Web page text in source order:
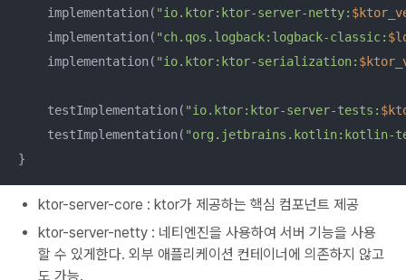
    implementation(
"io.ktor:ktor-server-netty:
    implementation(
"ch.qos.logback:logback-classic:
    implementation(
"io.ktor:ktor-serialization:
    testImplementation(
"io.ktor:ktor-server-tests:
    testImplementation(
"org.jetbrains.kotlin:kotlin-
}
ktor-server-core : ktor가 제공하는 핵심 컴포넌트 제공
ktor-server-netty : 네티엔진을 사용하여 서버 기능을 사용
할 수 있게한다. 외부 애플리케이션 컨테이너에 의존하지 않고
도 가능.